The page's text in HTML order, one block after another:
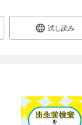
試し読み